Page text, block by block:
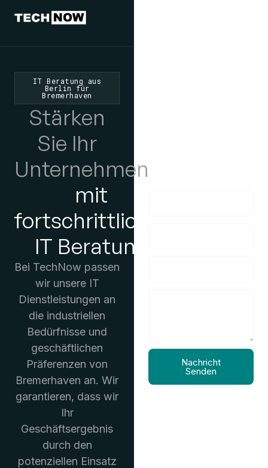
IT Beratung aus
Berlin für
Bremerhaven
Stärken
Sie Ihr
Unternehmen
mit
fortschrittlicher
IT Beratung
Bei TechNow passen
wir unsere IT
Dienstleistungen an
die industriellen
Bedürfnisse und
geschäftlichen
Präferenzen von
Bremerhaven an. Wir
garantieren, dass wir
Ihr
Geschäftsergebnis
durch den
potenziellen Einsatz
Nachricht
Senden